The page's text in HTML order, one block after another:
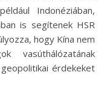
Indonéziában,
is segítenek HSR
hogy Kína nem
vasúthálózatának
érdekeket